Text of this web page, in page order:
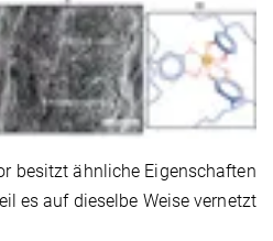
besitzt ähnliche Eigenschaften
es auf dieselbe Weise vernetzt